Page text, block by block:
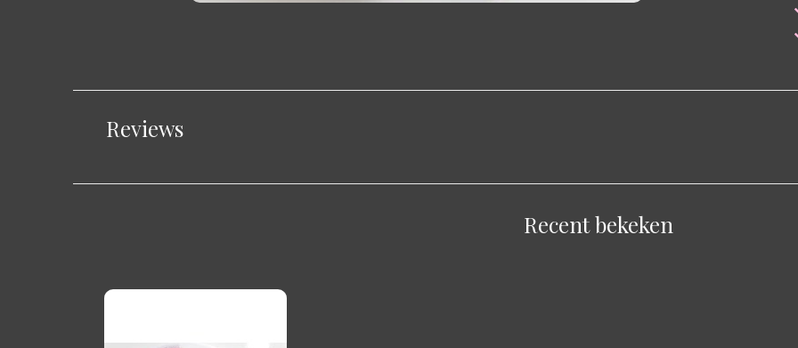
Reviews
Recent bekeken